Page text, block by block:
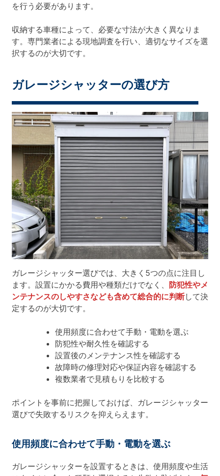
を行う必要があります。
収納する車種によって、必要な寸法が大きく異なりま
す。専門業者による現地調査を行い、適切なサイズを選
択するのが大切です。
ガレージシャッターの選び方
ガレージシャッター選びでは、大きく5つの点に注目し
ます。設置にかかる費用や種類だけでなく、 防犯性やメ
ンテナンスのしやすさなども含めて総合的に判断して決
定するのが大切です。
使用頻度に合わせて手動・電動を選ぶ
防犯性や耐久性を確認する
設置後のメンテナンス性を確認する
故障時の修理対応や保証内容を確認する
複数業者で見積もりを比較する
ポイントを事前に把握しておけば、ガレージシャッター
選びで失敗するリスクを抑えらえます。
使用頻度に合わせて手動・電動を選ぶ
ガレージシャッターを設置するときは、使用頻度や生活